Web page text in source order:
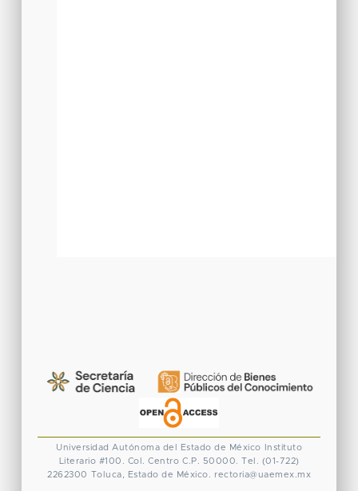
Universidad Autónoma del Estado de México
Instituto
Literario #100. Col. Centro C.P. 50000. Tel. (01-722)
2262300 Toluca, Estado de México. rectoria@uaemex.mx